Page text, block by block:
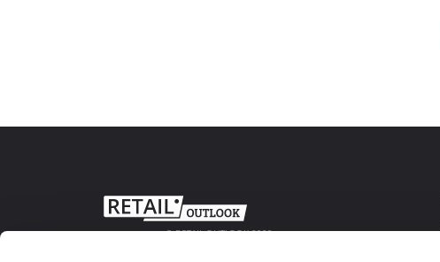
© RETAIL OUTLOOK 2020